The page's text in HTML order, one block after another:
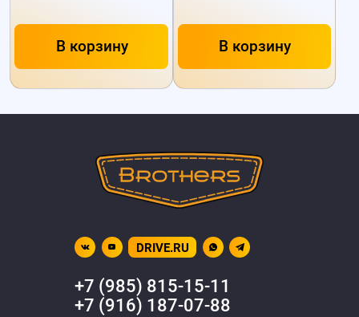
В корзину В корзину
DRIVE.RU
+7 (985) 815-15-11
+7 (916) 187-07-88